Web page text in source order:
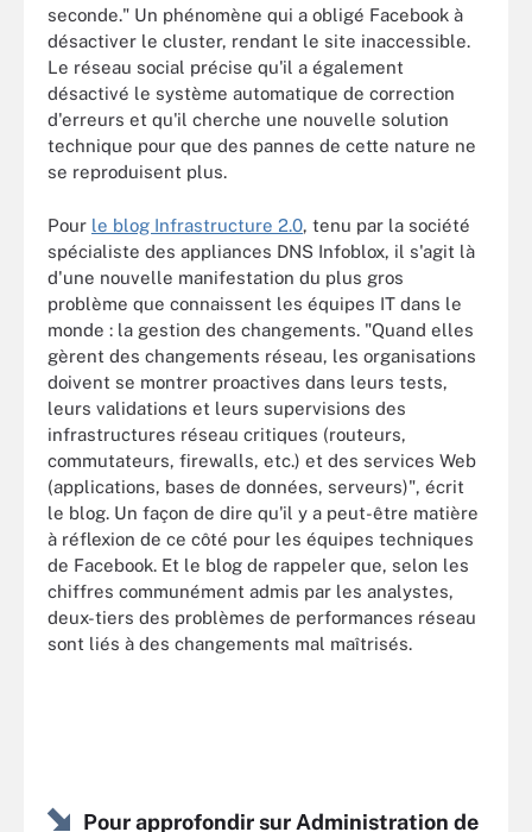
seconde." Un phénomène qui a obligé Facebook à
désactiver le cluster, rendant le site inaccessible.
Le réseau social précise qu'il a également
désactivé le système automatique de correction
d'erreurs et qu'il cherche une nouvelle solution
technique pour que des pannes de cette nature ne
se reproduisent plus.
Pour le blog Infrastructure 2.0, tenu par la société
spécialiste des appliances DNS Infoblox, il s'agit là
d'une nouvelle manifestation du plus gros
problème que connaissent les équipes IT dans le
monde : la gestion des changements. "Quand elles
gèrent des changements réseau, les organisations
doivent se montrer proactives dans leurs tests,
leurs validations et leurs supervisions des
infrastructures réseau critiques (routeurs,
commutateurs, firewalls, etc.) et des services Web
(applications, bases de données, serveurs)", écrit
le blog. Un façon de dire qu'il y a peut-être matière
à réflexion de ce côté pour les équipes techniques
de Facebook. Et le blog de rappeler que, selon les
chiffres communément admis par les analystes,
deux-tiers des problèmes de performances réseau
sont liés à des changements mal maîtrisés.
Pour approfondir sur Administration de